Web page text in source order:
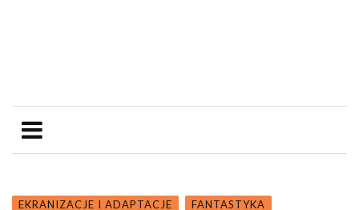
EKRANIZACJE I ADAPTACJE
FANTASTYKA